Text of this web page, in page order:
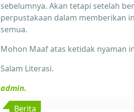
sebelumnya. Akan tetapi setelah
perpustakaan dalam memberikan
semua.
Mohon Maaf atas ketidak nyaman
Salam Literasi.
admin.
Berita